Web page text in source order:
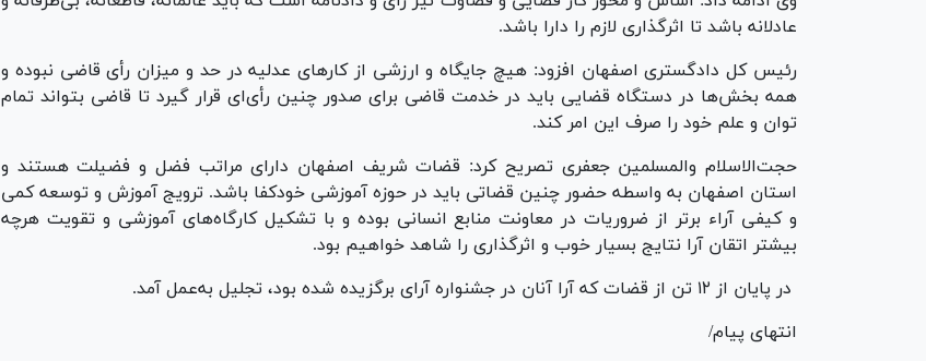
عادلانه باشد تا اثرگذاری لازم را دارا باشد.
رئیس کل دادگستری اصفهان افزود: هیچ جایگاه و ارزشی از کار‌های عدلیه در حد و میزان رأی قاضی نبوده و
همه بخش‌ها در دستگاه قضایی باید در خدمت قاضی برای صدور چنین رأی‌ای قرار گیرد تا قاضی بتواند تمام
توان و علم خود را صرف این امر کند.
حجت‌الاسلام والمسلمین جعفری تصریح کرد: قضات شریف اصفهان دارای مراتب فضل و فضیلت هستند و
استان اصفهان به واسطه حضور چنین قضاتی باید در حوزه آموزشی خودکفا باشد. ترویج آموزش و توسعه کمی
و کیفی آراء برتر از ضروریات در معاونت منابع انسانی بوده و با تشکیل کارگاه‌های آموزشی و تقویت هرچه
بیشتر اتقان آرا نتایج بسیار خوب و اثرگذاری را شاهد خواهیم بود.
در پایان از ۱۲ تن از قضات که آرا آنان در جشنواره آرای برگزیده شده بود، تجلیل به‌عمل آمد.
انتهای پیام/